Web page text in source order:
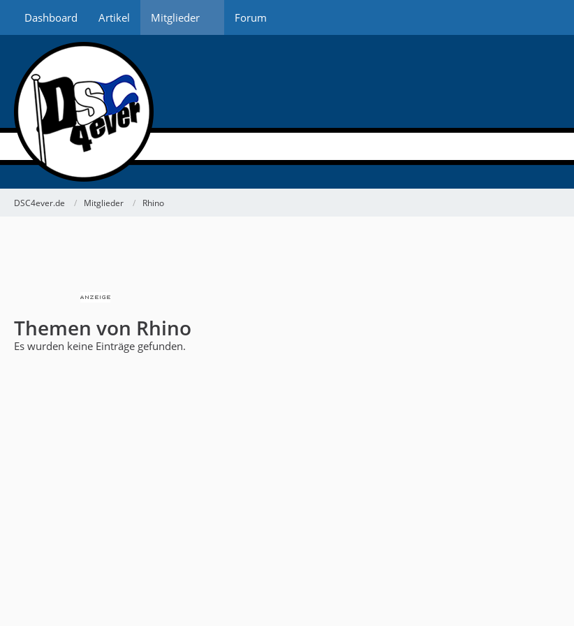
Dashboard Artikel Mitglieder Forum
DSC4ever.de Mitglieder Rhino
Themen von Rhino
Es wurden keine Einträge gefunden.